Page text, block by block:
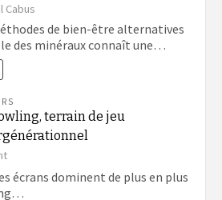
Cabus
de bien-être alternatives
des minéraux connaît une…
terrain de jeu
écrans dominent de plus en plus